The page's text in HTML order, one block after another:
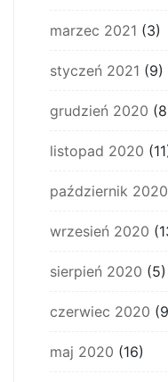
marzec 2021 (3)
styczeń 2021 (9)
grudzień 2020
listopad 2020
październik 2020
wrzesień 2020
sierpień 2020 (5)
czerwiec 2020
maj 2020 (16)